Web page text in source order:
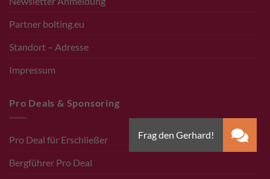
Partner bolting.eu
Standort – Adresse
Impressum
Pro Deals & Sponsoring
Pro Deal für Erschließer
Bergführer Pro Deal